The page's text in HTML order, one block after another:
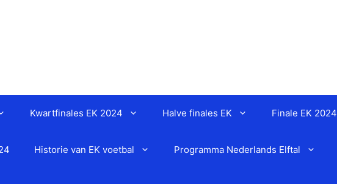
Kwartfinales EK 2024 Halve finales EK Finale EK 2024
Historie van EK voetbal Programma Nederlands Elftal